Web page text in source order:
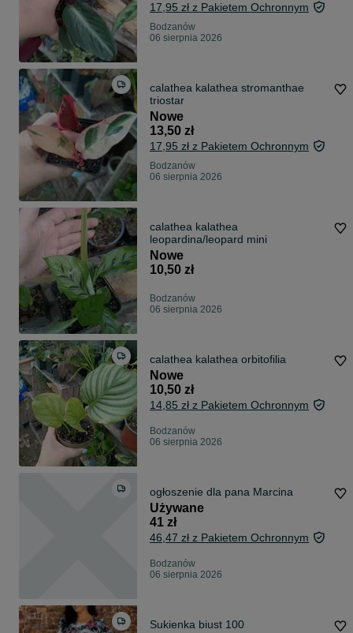
17,95 zł z Pakietem Ochronnym
Bodzanów
06 sierpnia 2026
calathea kalathea stromanthae
triostar
Nowe
13,50 zł
17,95 zł z Pakietem Ochronnym
Bodzanów
06 sierpnia 2026
calathea kalathea
leopardina/leopard mini
Nowe
10,50 zł
Bodzanów
06 sierpnia 2026
calathea kalathea orbitofilia
Nowe
10,50 zł
14,85 zł z Pakietem Ochronnym
Bodzanów
06 sierpnia 2026
ogłoszenie dla pana Marcina
Używane
41 zł
46,47 zł z Pakietem Ochronnym
Bodzanów
06 sierpnia 2026
Sukienka biust 100